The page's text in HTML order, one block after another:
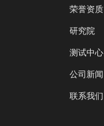
荣誉资质
研究院
测试中心
公司新闻
联系我们